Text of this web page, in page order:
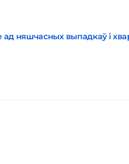
няшчасных выпадкаў і